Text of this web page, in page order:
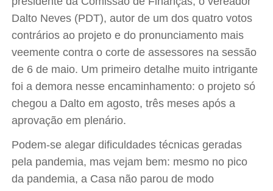
Dalto Neves (PDT), autor de um dos quatro votos
contrários ao projeto e do pronunciamento mais
veemente contra o corte de assessores na sessão
de 6 de maio. Um primeiro detalhe muito intrigante
foi a demora nesse encaminhamento: o projeto só
chegou a Dalto em agosto, três meses após a
aprovação em plenário.
Podem-se alegar dificuldades técnicas geradas
pela pandemia, mas vejam bem: mesmo no pico
da pandemia, a Casa não parou de modo